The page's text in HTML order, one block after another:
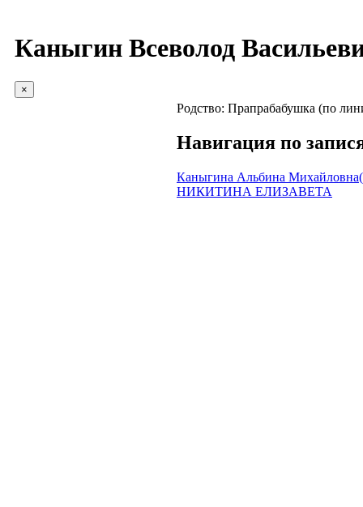
Каныгин Всеволод
×
Родство: Прапрабабушка (по
Навигация по
Каныгина Альбина
НИКИТИНА ЕЛИЗАВЕТА